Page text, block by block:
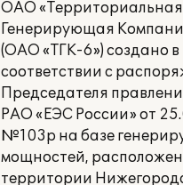
ОАО «Территориальная
Генерирующая
(ОАО «ТГК-6») создано в
соответствии с
Председателя
РАО «ЕЭС России» от
№103p на базе
мощностей,
территории